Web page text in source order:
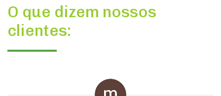
O que dizem nossos
clientes: